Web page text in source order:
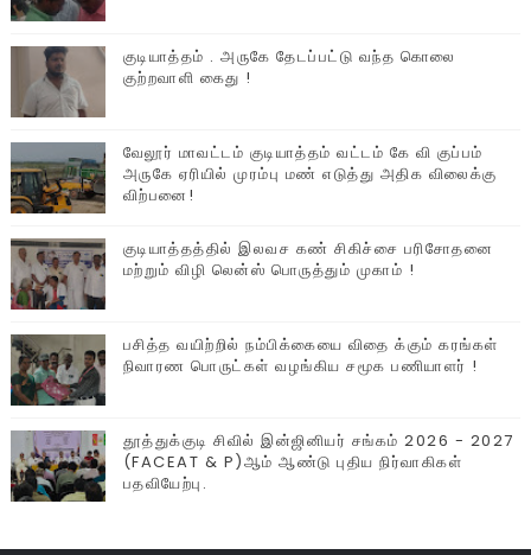
குடியாத்தம் . அருகே தேடப்பட்டு வந்த கொலை
குற்றவாளி கைது !
வேலூர் மாவட்டம் குடியாத்தம் வட்டம் கே வி குப்பம்
அருகே ஏரியில் முரம்பு‌ மண் எடுத்து அதிக விலைக்கு
விற்பனை!
குடியாத்தத்தில் இலவச கண் சிகிச்சை பரிசோதனை
மற்றும் விழி லென்ஸ் பொருத்தும் முகாம் !
பசித்த வயிற்றில் நம்பிக்கையை விதை க்கும் கரங்கள்
நிவாரண பொருட்கள் வழங்கிய சமூக பணியாளர் !
தூத்துக்குடி சிவில் இன்ஜினியர் சங்கம் 2026 - 2027
(FACEAT & P)ஆம் ஆண்டு புதிய நிர்வாகிகள்
பதவியேற்பு.